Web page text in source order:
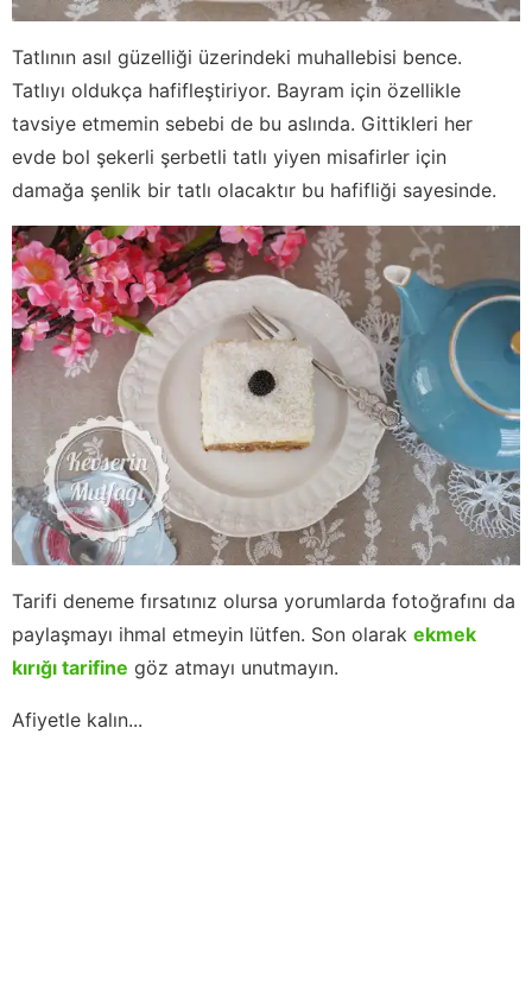
Tatlının asıl güzelliği üzerindeki muhallebisi bence.
Tatlıyı oldukça hafifleştiriyor. Bayram için özellikle
tavsiye etmemin sebebi de bu aslında. Gittikleri her
evde bol şekerli şerbetli tatlı yiyen misafirler için
damağa şenlik bir tatlı olacaktır bu hafifliği sayesinde.
Tarifi deneme fırsatınız olursa yorumlarda fotoğrafını da
paylaşmayı ihmal etmeyin lütfen. Son olarak ekmek
kırığı tarifine göz atmayı unutmayın.
Afiyetle kalın...